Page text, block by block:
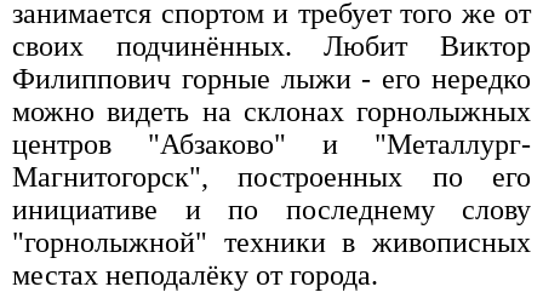
занимается спортом и требует того же от
своих подчинённых. Любит Виктор
Филиппович горные лыжи - его нередко
можно видеть на склонах горнолыжных
центров "Абзаково" и "Металлург-
Магнитогорск", построенных по его
инициативе и по последнему слову
"горнолыжной" техники в живописных
местах неподалёку от города.